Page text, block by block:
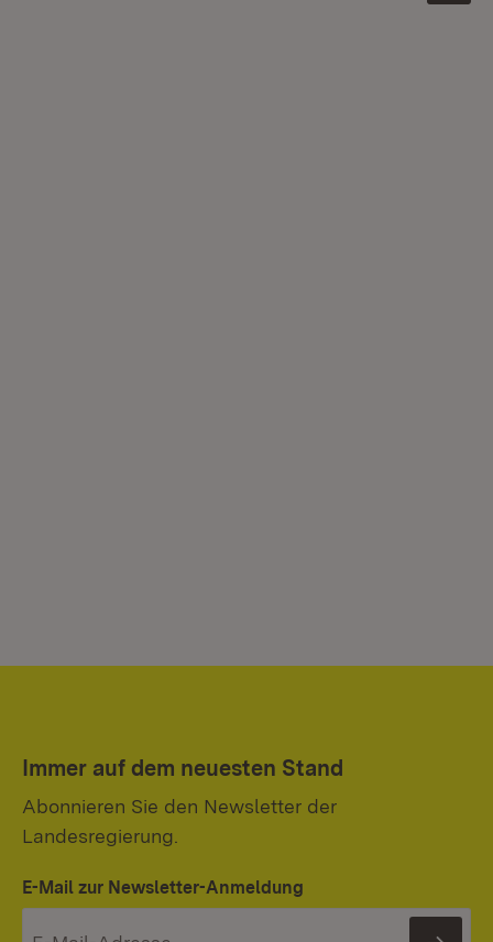
Immer auf dem neuesten Stand
Abonnieren Sie den Newsletter der
Landesregierung.
E-Mail zur Newsletter-Anmeldung